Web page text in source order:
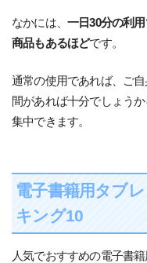
なかには、 一日30分の利
商品もあるほどです。
通常の使用であれば、ご
間があれば十分でしょう
集中できます。
電子書籍用タブ
キング10
人気でおすすめの電子書